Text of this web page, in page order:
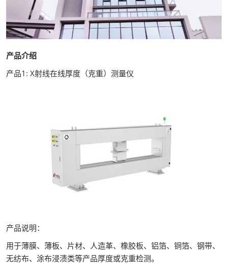
产品介绍
产品1: X射线在线厚度（克重）测量仪
产品说明：
用于薄膜、薄板、片材、人造革、橡胶板、铝箔、铜箔、钢带、
无纺布、涂布浸渍类等产品厚度或克重检测。